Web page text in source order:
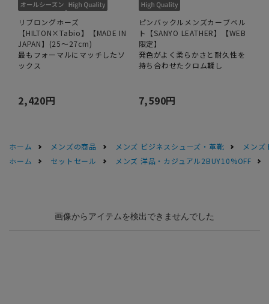
リブロングホーズ
【HILTON×Tabio】【MADE IN
JAPAN】(25～27cm)
最もフォーマルにマッチしたソ
ックス
2,420円
ピンバックルメンズカーブベル
ト【SANYO LEATHER】【WEB
限定】
発色がよく柔らかさと耐久性を
持ち合わせたクロム鞣し
7,590円
ホーム メンズの商品 メンズ ビジネスシューズ・革靴
メンズ
ホーム
セットセール メンズ 洋品・カジュアル2BUY10%OFF